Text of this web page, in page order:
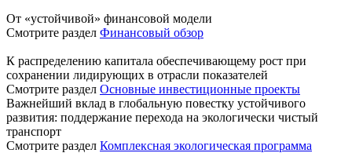
От «устойчивой» финансовой модели
Смотрите раздел Финансовый обзор
К распределению капитала обеспечивающему рост при
сохранении лидирующих в отрасли показателей
Смотрите раздел Основные инвестиционные проекты
Важнейший вклад в глобальную повестку устойчивого
развития: поддержание перехода на экологически чистый
транспорт
Смотрите раздел Комплексная экологическая программа